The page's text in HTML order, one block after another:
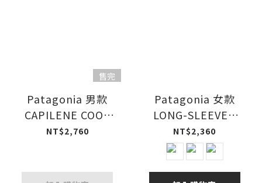
售完
Patagonia 男款
CAPILENE COOL
DAILY HOODY
NT$2,760
Patagonia 女款
LONG-SLEEVED
CAPILENE COOL
DAILY SHIRT 26SS
NT$2,360